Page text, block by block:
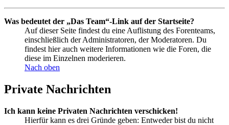
Was bedeutet der „Das Team“-Link auf der Startseite?
Auf dieser Seite findest du eine Auflistung des Forenteams,
einschließlich der Administratoren, der Moderatoren. Du
findest hier auch weitere Informationen wie die Foren, die
diese im Einzelnen moderieren.
Nach oben
Private Nachrichten
Ich kann keine Privaten Nachrichten verschicken!
Hierfür kann es drei Gründe geben: Entweder bist du nicht